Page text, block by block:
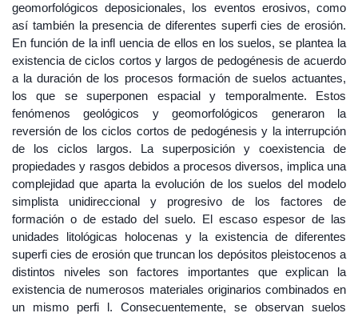
geomorfológicos deposicionales, los eventos erosivos, como
así también la presencia de diferentes superfi cies de erosión.
En función de la infl uencia de ellos en los suelos, se plantea la
existencia de ciclos cortos y largos de pedogénesis de acuerdo
a la duración de los procesos formación de suelos actuantes,
los que se superponen espacial y temporalmente. Estos
fenómenos geológicos y geomorfológicos generaron la
reversión de los ciclos cortos de pedogénesis y la interrupción
de los ciclos largos. La superposición y coexistencia de
propiedades y rasgos debidos a procesos diversos, implica una
complejidad que aparta la evolución de los suelos del modelo
simplista unidireccional y progresivo de los factores de
formación o de estado del suelo. El escaso espesor de las
unidades litológicas holocenas y la existencia de diferentes
superfi cies de erosión que truncan los depósitos pleistocenos a
distintos niveles son factores importantes que explican la
existencia de numerosos materiales originarios combinados en
un mismo perfi l. Consecuentemente, se observan suelos